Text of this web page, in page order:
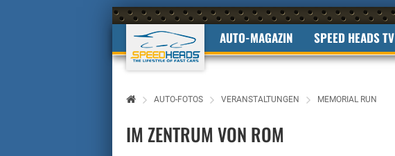
AUTO-MAGAZIN SPEED HEADS TV
AUTO-FOTOS VERANSTALTUNGEN MEMORIAL RUN
IM ZENTRUM VON ROM